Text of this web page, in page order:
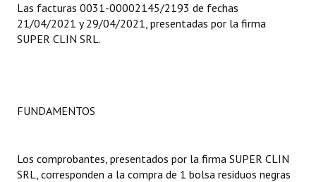
Organigrama
DOCUMENTOS
Actas de Sesión
Las facturas 0031-00002145/2193 de fechas
21/04/2021 y 29/04/2021, presentadas por la firma
SUPER CLIN SRL.
FUNDAMENTOS
Los comprobantes, presentados por la firma SUPER CLIN
SRL, corresponden a la compra de 1 bolsa residuos negras